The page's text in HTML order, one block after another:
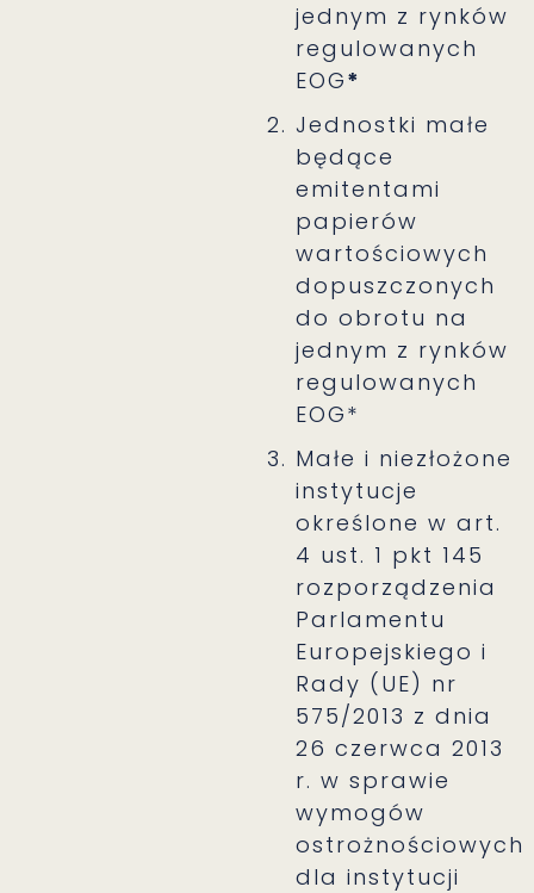
jednym z rynków
regulowanych
EOG*
Jednostki małe
będące
emitentami
papierów
wartościowych
dopuszczonych
do obrotu na
jednym z rynków
regulowanych
EOG*
Małe i niezłożone
instytucje
określone w art.
4 ust. 1 pkt 145
rozporządzenia
Parlamentu
Europejskiego i
Rady (UE) nr
575/2013 z dnia
26 czerwca 2013
r. w sprawie
wymogów
ostrożnościowych
dla instytucji